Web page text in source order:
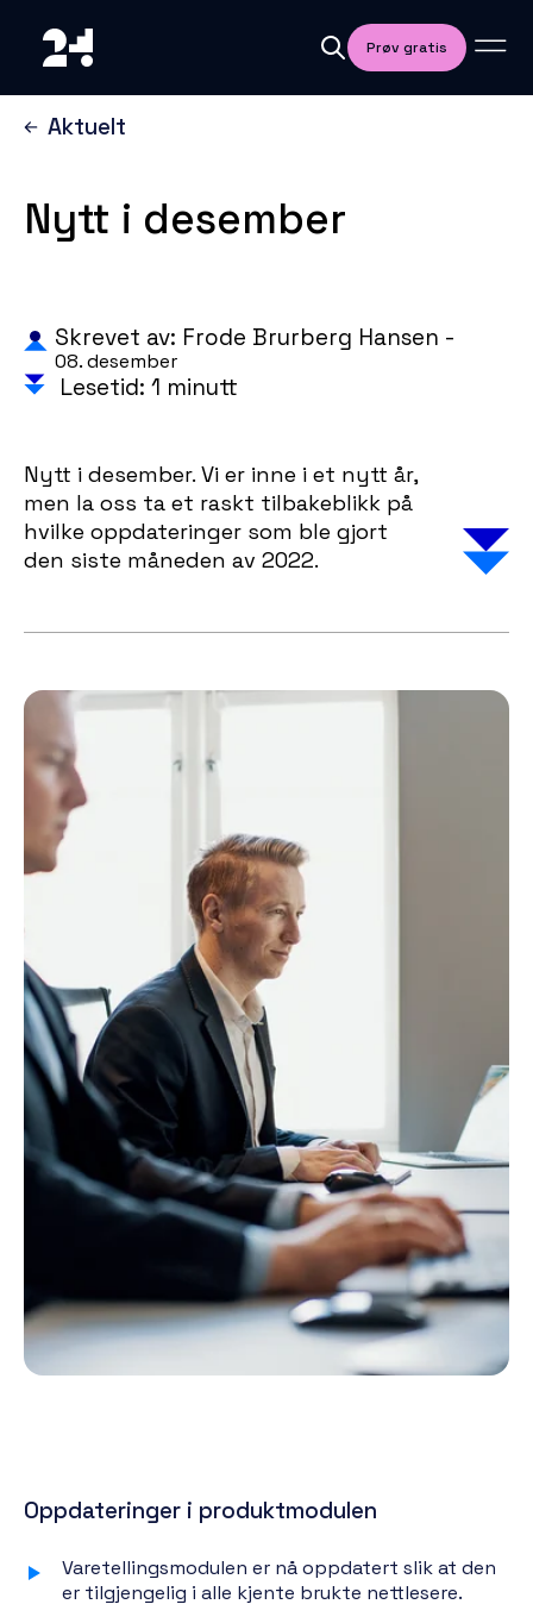
Prøv gratis
Aktuelt
Nytt i desember
Skrevet av: Frode Brurberg Hansen -
08. desember
Lesetid: 1 minutt
Nytt i desember. Vi er inne i et nytt år,
men la oss ta et raskt tilbakeblikk på
hvilke oppdateringer som ble gjort
den siste måneden av 2022.
Oppdateringer i produktmodulen
Varetellingsmodulen er nå oppdatert slik at den
er tilgjengelig i alle kjente brukte nettlesere.